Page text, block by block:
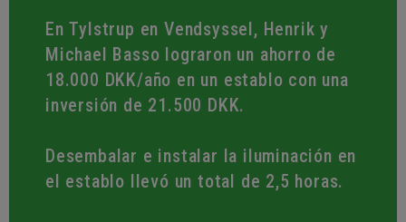
En Tylstrup en Vendsyssel, Henrik y
Michael Basso lograron un ahorro de
18.000 DKK/año en un establo con una
inversión de 21.500 DKK.
Desembalar e instalar la iluminación en
el establo llevó un total de 2,5 horas.